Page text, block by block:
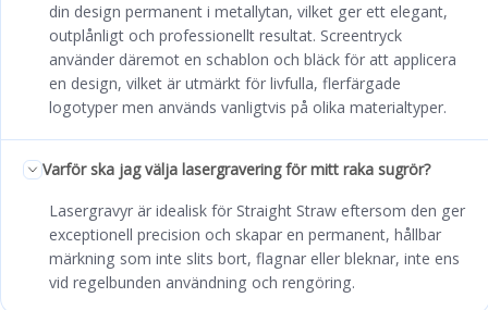
din design permanent i metallytan, vilket ger ett elegant,
outplånligt och professionellt resultat. Screentryck
använder däremot en schablon och bläck för att applicera
en design, vilket är utmärkt för livfulla, flerfärgade
logotyper men används vanligtvis på olika materialtyper.
Varför ska jag välja lasergravering för mitt raka sugrör?
Lasergravyr är idealisk för Straight Straw eftersom den ger
exceptionell precision och skapar en permanent, hållbar
märkning som inte slits bort, flagnar eller bleknar, inte ens
vid regelbunden användning och rengöring.